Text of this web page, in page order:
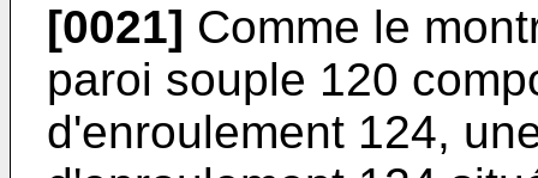
[0021] Comme le
paroi souple 120
d'enroulement 124,